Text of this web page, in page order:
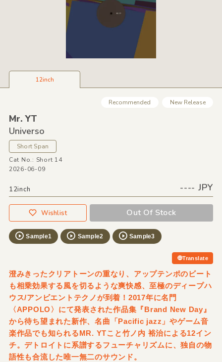
12inch
Recommended New Release
Mr. YT
Universo
Short Span
Cat No.: Short 14
2026-06-09
12inch ---- JPY
Wishlist Out Of Stock
Sample1 Sample2 Sample3
Translate
澄みきったクリアトーンの重なり、アップテンポのビート
も相乗効果する風を切るような爽快感、至極のディープハ
ウス/アンビエントテクノが到着！2017年に名門
〈APPOLO〉にて発表された作品集『Brand New Day』
から待ち望まれた新作、名曲「Pacific jazz」やゲーム音
楽作品でも知られるMR. YTこと竹ノ内 裕治による12イン
チ。デトロイトに系譜するフューチャリズムに、独自の物
語性も合流した唯一無二のサウンド。